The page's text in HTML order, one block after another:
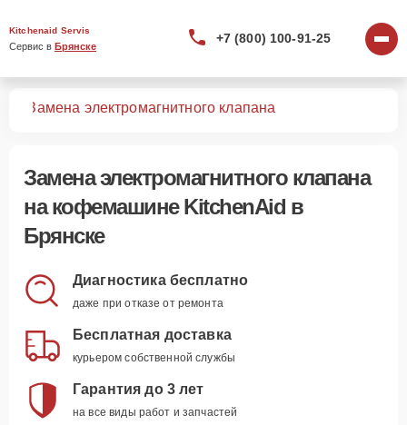
Kitchenaid Servis
Сервис в Брянске
+7 (800) 100-91-25
Замена электромагнитного клапана
Замена электромагнитного клапана
на кофемашине KitchenAid в
Брянске
Диагностика бесплатно
даже при отказе от ремонта
Бесплатная доставка
курьером собственной службы
Гарантия до 3 лет
на все виды работ и запчастей